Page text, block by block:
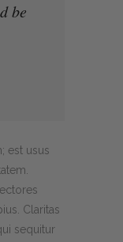
be
est usus
Claritas
sequitur